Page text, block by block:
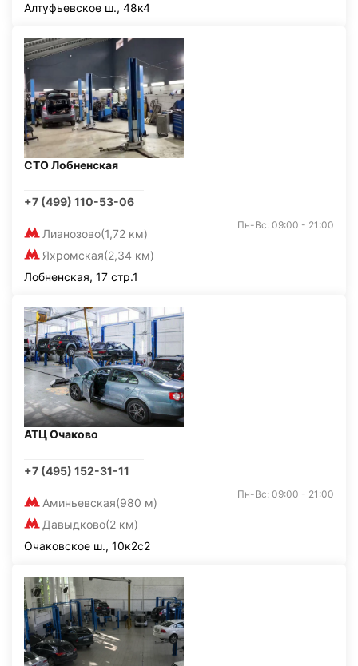
Алтуфьевское ш., 48к4
СТО Лобненская
+7 (499) 110-53-06
Лианозово(1,72 км)
Яхромская(2,34 км)
Пн-Вс: 09:00 - 21:00
Лобненская, 17 стр.1
АТЦ Очаково
+7 (495) 152-31-11
Аминьевская(980 м)
Давыдково(2 км)
Пн-Вс: 09:00 - 21:00
Очаковское ш., 10к2с2